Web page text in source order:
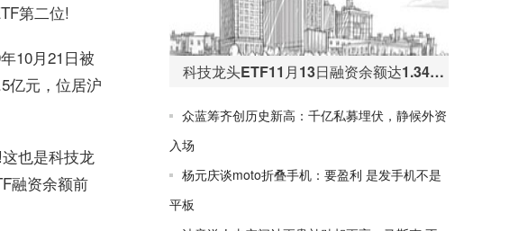
第二位!
10月21日被
亿元，位居沪
也是科技龙
融资余额前
科技龙头ETF11月13日融资余额达1.34亿元 再创历史新高
众蓝筹齐创历史新高：千亿私募埋伏，静候外资
入场
杨元庆谈moto折叠手机：要盈利 是发手机不是
平板